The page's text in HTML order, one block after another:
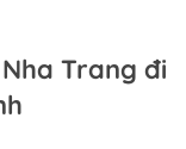
Trang đi